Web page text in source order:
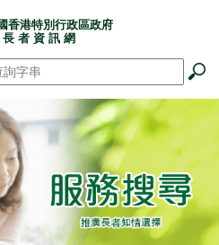
香港特別行政區政府
者 資 訊 網